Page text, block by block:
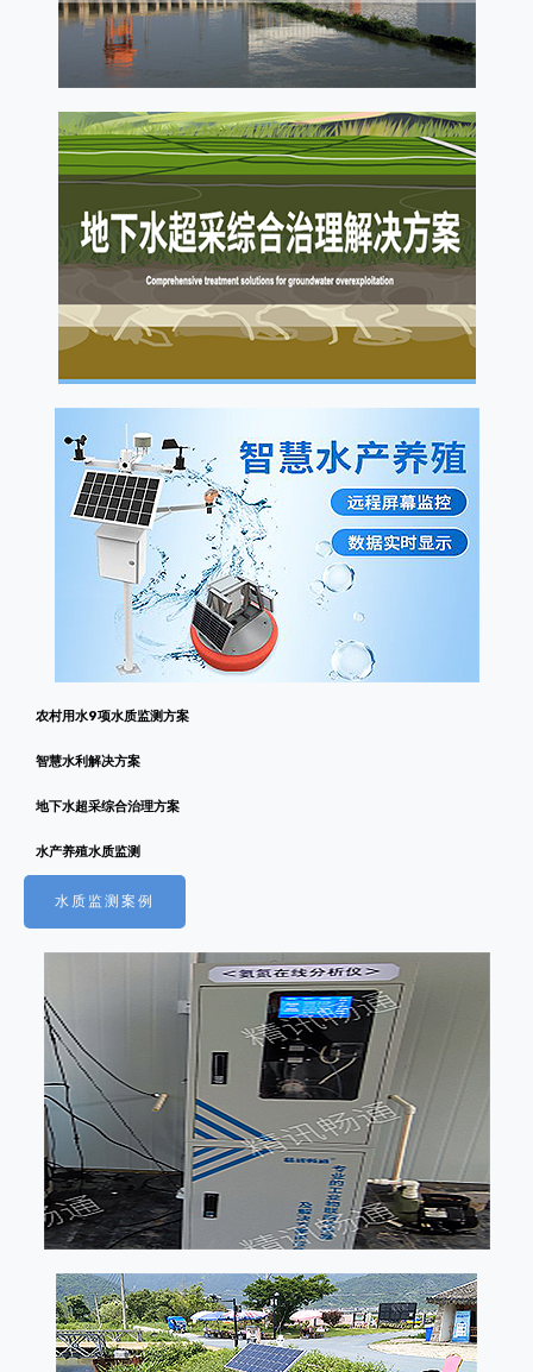
农村用水9项水质监测方案
智慧水利解决方案
地下水超采综合治理方案
水产养殖水质监测
水质监测案例